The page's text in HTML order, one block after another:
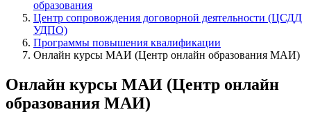
образования
Центр сопровождения договорной деятельности (ЦСДД
УДПО)
Программы повышения квалификации
Онлайн курсы МАИ (Центр онлайн образования МАИ)
Онлайн курсы МАИ (Центр онлайн
образования МАИ)